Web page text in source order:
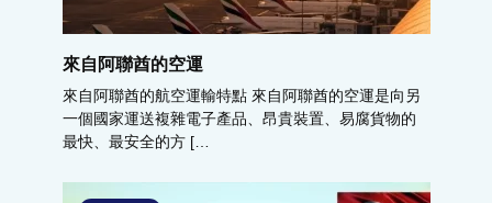
來自阿聯酋的空運
來自阿聯酋的航空運輸特點 來自阿聯酋的空運是向另
一個國家運送複雜電子產品、昂貴裝置、易腐貨物的
最快、最安全的方 […